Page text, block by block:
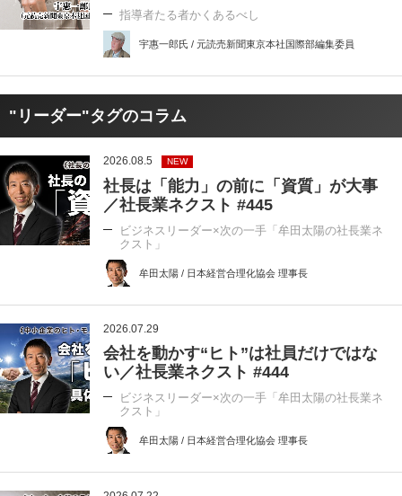
指導者たる者かくあるべし
宇惠一郎氏 / 元読売新聞東京本社国際部編集委員
"リーダー"タグのコラム
2026.08.5 NEW
社長は「能力」の前に「資質」が大事
／社長業ネクスト #445
ビジネスリーダー×次の一手「牟田太陽の社長業ネ
クスト」
牟田太陽 / 日本経営合理化協会 理事長
2026.07.29
会社を動かす“ヒト”は社員だけではな
い／社長業ネクスト #444
ビジネスリーダー×次の一手「牟田太陽の社長業ネ
クスト」
牟田太陽 / 日本経営合理化協会 理事長